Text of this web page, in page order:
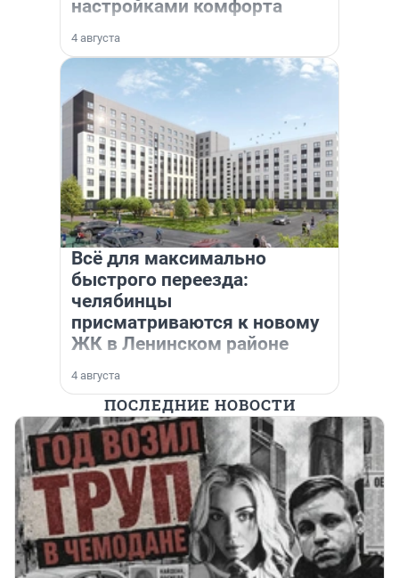
настройками комфорта
4 августа
Всё для максимально
быстрого переезда:
челябинцы
присматриваются к новому
ЖК в Ленинском районе
4 августа
ПОСЛЕДНИЕ НОВОСТИ